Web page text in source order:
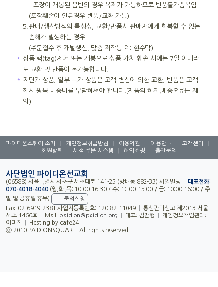
- 포장이 개봉된 음반의 경우 복제가 가능하므로 반품불가품목임
(포장훼손이 안된경우 반품/교환 가능)
5. 판매/생산방식의 특성상, 교환/반품시 판매자에게 회복할 수 없는
손해가 발생하는 경우
(주문접수 후 개별생산, 맞춤 제작등 예: 현수막)
＊ 상품 택(tag)제거 또는 개봉으로 상품 가치 훼손 시에는 7일 이내라
도 교환 및 반품이 불가능합니다.
＊ 저단가 상품, 일부 특가 상품은 고객 변심에 의한 교환, 반품은 고객
께서 왕복 배송비를 부담하셔야 합니다.(제품의 하자,배송오류는 제
외)
파이디온스퀘어 소개 개인정보취급방침 이용약관 이용안내 고객센터
회원탈퇴
서점 주문 시스템 해외쇼핑 출간문의
사단법인 파이디온선교회
(06588) 서울특별시 서초구 서초대로 141-25 (방배동 882-33) 세일빌딩
대표전화:
070-4018-4040 (월,화,목: 10:00-16:30 / 수: 10:00-15:00 / 금: 10:00-16:00 / 주
말 및 공휴일 휴무)
1:1 문의신청
Fax: 02-6919-2381 사업자등록번호: 120-82-11049
통신판매신고 제2013-서울
서초-1466호
Mail: paidion@paidion.org 대표: 김만형
개인정보책임관리:
이미진
Hosting by cafe24
ⓒ 2010 PAIDIONSQUARE. All rights reserved.